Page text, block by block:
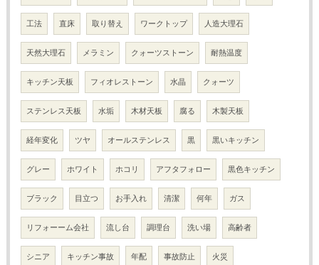
工法 直床 取り替え ワークトップ 人造大理石
天然大理石 メラミン クォーツストーン 耐熱温度
キッチン天板 フィオレストーン 水晶 クォーツ
ステンレス天板 水垢 木材天板 腐る 木製天板
経年変化 ツヤ オールステンレス 黒 黒いキッチン
グレー ホワイト ホコリ アフタフォロー 黒色キッチン
ブラック 目立つ お手入れ 清潔 何年 ガス
リフォーーム会社 流し台 調理台 洗い場 高齢者
シニア キッチン事故 年配 事故防止 火災